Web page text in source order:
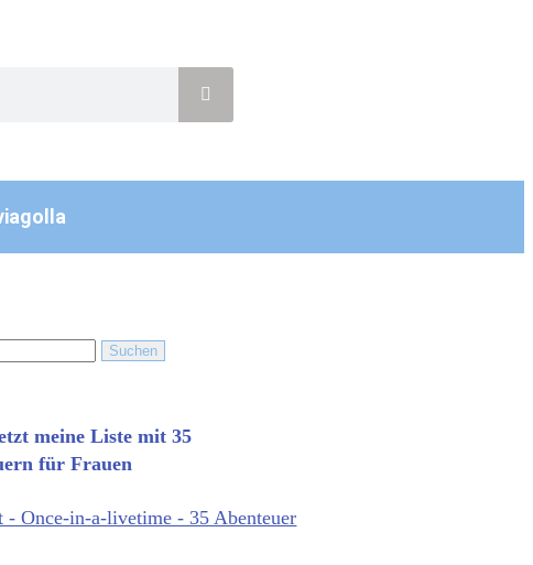
meine Liste mit 35
für Frauen